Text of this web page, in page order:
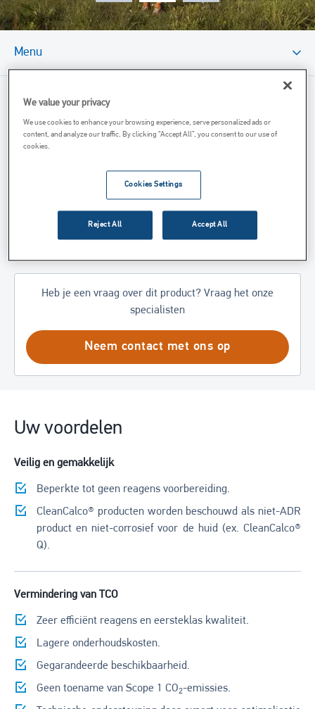
Menu
Uw Voordelen
Meer Informatie
Producten Op Basis Van Ongebluste Kalk
Producten Op Basis Van Kalksteen
Aanverwante Diensten
Heb je een vraag over dit product? Vraag het onze
specialisten
Neem contact met ons op
Uw voordelen
Veilig en gemakkelijk
Beperkte tot geen reagens voorbereiding.
CleanCalco® producten worden beschouwd als niet-ADR
product en niet-corrosief voor de huid (ex. CleanCalco®
Q).
Vermindering van TCO
Zeer efficiënt reagens en eersteklas kwaliteit.
Lagere onderhoudskosten.
Gegarandeerde beschikbaarheid.
Geen toename van Scope 1 CO2-emissies.
We value your privacy
We use cookies to enhance your browsing experience, serve personalized ads or
content, and analyze our traffic. By clicking “Accept All”, you consent to our use of
cookies.
Cookies Settings
Reject All Accept All